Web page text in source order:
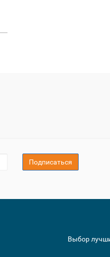
Подписаться
Выбор